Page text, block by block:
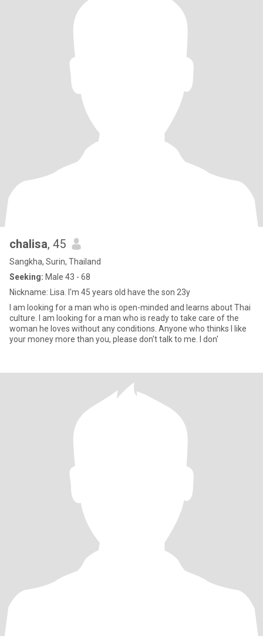
chalisa, 45
Sangkha, Surin, Thailand
Seeking: Male 43 - 68
Nickname: Lisa. I'm 45 years old have the son 23y
I am looking for a man who is open-minded and learns about Thai
culture. I am looking for a man who is ready to take care of the
woman he loves without any conditions. Anyone who thinks I like
your money more than you, please don't talk to me. I don'